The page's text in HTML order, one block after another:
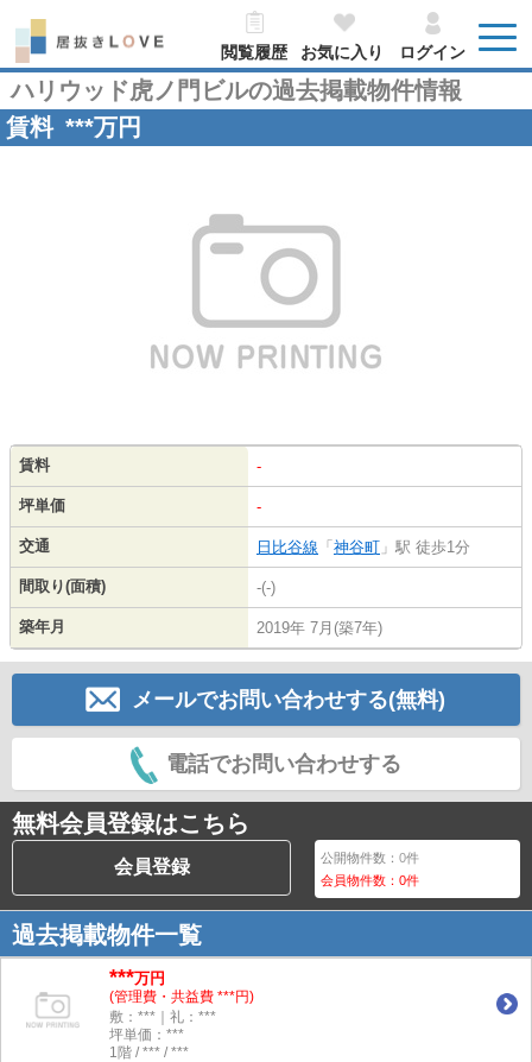
閲覧履歴 お気に入り ログイン
ハリウッド虎ノ門ビルの過去掲載物件情報
賃料 ***万円
賃料 -
坪単価 -
交通 日比谷線 「 神谷町 」駅 徒歩1分
間取り(面積) -(-)
築年月 2019年 7月(築7年)
メールでお問い合わせする(無料)
電話でお問い合わせする
無料会員登録はこちら
会員登録 公開物件数：0件
会員物件数：0件
過去掲載物件一覧
***万円
(管理費・共益費 ***円)
敷：***｜礼：***
坪単価：***
1階 / *** / ***